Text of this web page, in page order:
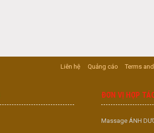
Liên hệ Quảng cáo Terms
ĐƠN VỊ HỢP
Massage ÁNH